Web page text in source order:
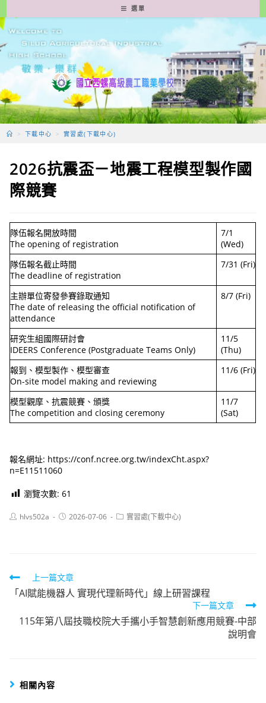
轉
至
要
容
選單
> 下載中心 > 實習處(下載中心)
2026抗震盃－地震工程模型製作國
際競賽
隊伍報名開放時間
The opening of registration
7/1
(Wed)
隊伍報名截止時間
The deadline of registration
7/31 (Fri)
主辦單位寄發參賽錄取通知
The date of releasing the official notification of
attendance
8/7 (Fri)
研究生組國際研討會
IDEERS Conference (Postgraduate Teams Only)
11/5
(Thu)
報到、模型製作、模型審查
On-site model making and reviewing
11/6 (Fri)
模型觀摩、抗震競賽、頒獎
The competition and closing ceremony
11/7
(Sat)
報名網址: https://conf.ncree.org.tw/indexCht.aspx?
n=E11511060
瀏覽次數: 61
Posthlvs502a
Post2026-07-06
Post實習處(下載中心)
Read
more
articles
上一篇文章
「AI賦能機器人 實現代理新時代」線上研習課程
下一篇文章
115年第八屆技職校院大手攜小手智慧創新應用競賽-中部
說明會
相關內容